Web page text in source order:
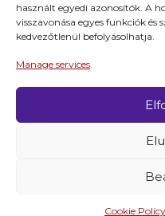
használt egyedi azonosítók. A
visszavonása egyes funkciók és
kedvezőtlenül befolyásolhatja.
Manage services
Cookie Policy
Adatkezelési tájékoztató
Impresszum
© 2026
A keszthely.hu